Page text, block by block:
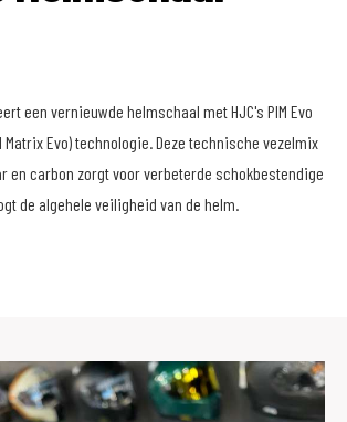
een vernieuwde helmschaal met HJC's PIM Evo
Evo) technologie. Deze technische vezelmix
en carbon zorgt voor verbeterde schokbestendige
de algehele veiligheid van de helm.